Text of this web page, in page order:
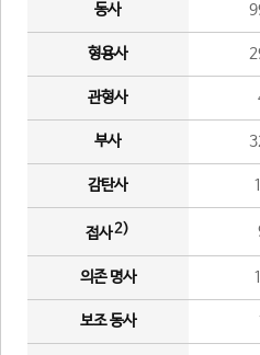
동사
형용사
관형사
부사
감탄사
접사2)
의존 명사
보조 동사